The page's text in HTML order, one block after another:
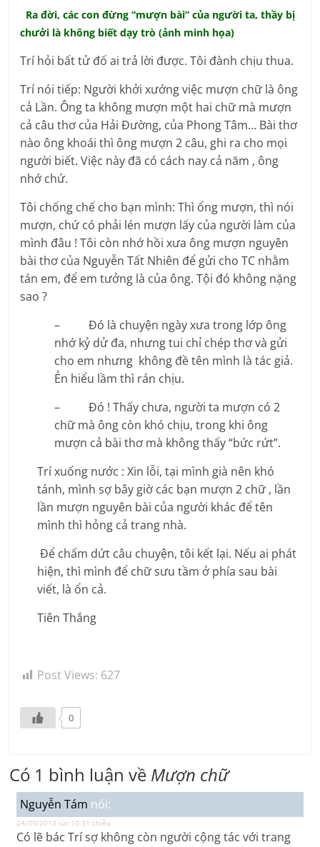
Ra đời, các con đừng “mượn bài” của người ta, thầy bị
chưởi là không biết dạy trò (ảnh minh họa)
Trí hỏi bất tử đố ai trả lời được. Tôi đành chịu thua.
Trí nói tiếp: Người khởi xướng việc mượn chữ là ông
cả Lần. Ông ta không mượn một hai chữ mà mượn
cả câu thơ của Hải Đường, của Phong Tâm… Bài thơ
nào ông khoái thì ông mượn 2 câu, ghi ra cho mọi
người biết. Việc này đã có cách nay cả năm , ông
nhớ chứ.
Tôi chống chế cho bạn mình: Thì ổng mượn, thì nói
mượn, chứ có phải lén mượn lấy của người làm của
mình đâu ! Tôi còn nhớ hồi xưa ông mượn nguyên
bài thơ của Nguyễn Tất Nhiên để gửi cho TC nhằm
tán em, để em tưởng là của ông. Tội đó không nặng
sao ?
– Đó là chuyện ngày xưa trong lớp ông
nhớ kỷ dử đa, nhưng tui chỉ chép thơ và gửi
cho em nhưng không đề tên mình là tác giả.
Ẻn hiểu lầm thì rán chịu.
– Đó ! Thấy chưa, người ta mượn có 2
chữ mà ông còn khó chịu, trong khi ông
mượn cả bài thơ mà không thấy “bức rứt”.
Trí xuống nước : Xin lỗi, tại mình già nên khó
tánh, mình sợ bây giờ các bạn mượn 2 chữ , lần
lần mượn nguyên bài của người khác để tên
mình thì hỏng cả trang nhà.
Để chấm dứt câu chuyện, tôi kết lại. Nếu ai phát
hiện, thì mình để chữ sưu tầm ở phía sau bài
viết, là ổn cả.
Tiên Thắng
Post Views: 627
0
Có 1 bình luận về Mượn chữ
Nguyễn Tám nói:
24/09/2013 lúc 10:31 chiều
Có lẽ bác Trí sợ không còn người cộng tác với trang